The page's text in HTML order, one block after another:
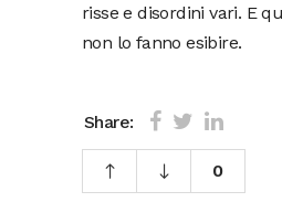
risse e disordini vari. E
non lo fanno esibire.
Share:
0